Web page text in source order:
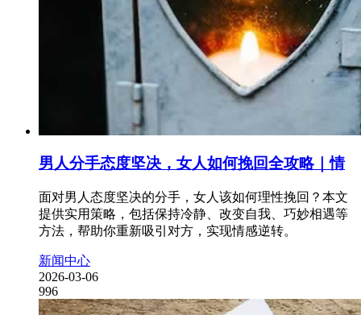
男人分手态度坚决，女人如何挽回全攻略｜情
面对男人态度坚决的分手，女人该如何理性挽回？本文
提供实用策略，包括保持冷静、改变自我、巧妙相遇等
方法，帮助你重新吸引对方，实现情感逆转。
新闻中心
2026-03-06
996